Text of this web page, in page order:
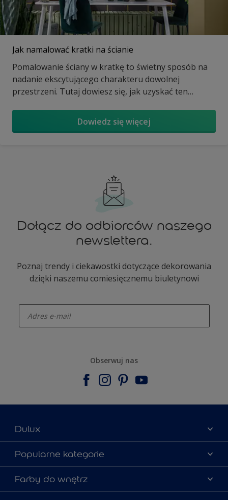
Jak namalować kratki na ścianie
Pomalowanie ściany w kratkę to świetny sposób na
nadanie ekscytującego charakteru dowolnej
przestrzeni. Tutaj dowiesz się, jak uzyskać ten
Dowiedz się więcej
Dołącz do odbiorców naszego
newslettera.
Poznaj trendy i ciekawostki dotyczące dekorowania
dzięki naszemu comiesięcznemu biuletynowi
Obserwuj nas
Dulux
Materiały marketingowe
Mapa strony
Kontakt
Popularne kategorie
Kolory farb
Porady ekspertów
Farby do wnętrz